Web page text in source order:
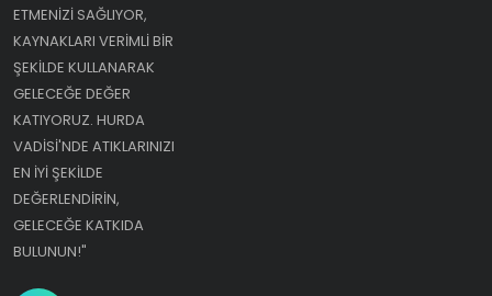
ETMENIZI SAĞLIYOR,
KAYNAKLARI VERIMLI BIR
ŞEKILDE KULLANARAK
GELECEĞE DEĞER
KATIYORUZ. HURDA
VADISI'NDE ATIKLARINIZI
EN IYI ŞEKILDE
DEĞERLENDIRIN,
GELECEĞE KATKIDA
BULUNUN!"